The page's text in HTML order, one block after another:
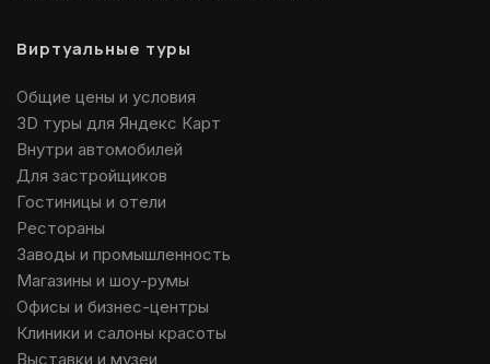
Виртуальные туры
Общие цены и условия
3D туры для Яндекс Карт
Внутри автомобилей
Для застройщиков
Гостиницы и отели
Рестораны
Заводы и промышленность
Магазины и шоу-румы
Офисы и бизнес-центры
Клиники и салоны красоты
Выставки и музеи